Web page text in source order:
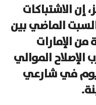
إن الاشتباكات
الماضي بين
الإمارات
الموالي
في شارعي